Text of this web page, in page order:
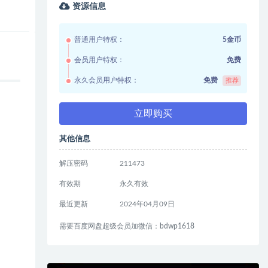
资源信息
普通用户特权： 5金币
会员用户特权： 免费
永久会员用户特权： 免费 推荐
立即购买
其他信息
解压密码 211473
有效期 永久有效
最近更新 2024年04月09日
需要百度网盘超级会员加微信：bdwp1618